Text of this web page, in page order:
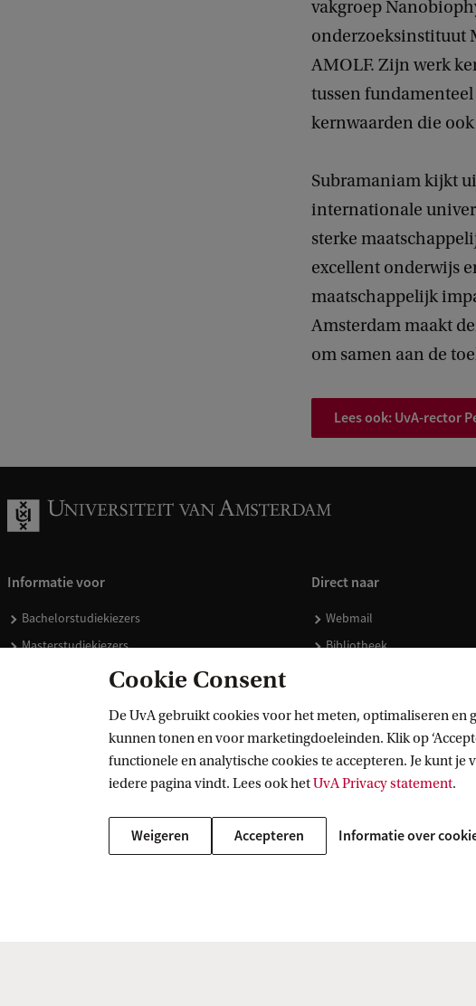
vakgroep
onderzoeksinstituut
AMOLF. Zijn werk
tussen
kernwaarden die
Subramaniam kijkt
internationale
sterke
excellent onderwijs
maatschappelijk
Amsterdam maakt
om samen aan de
Lees ook: UvA-rector
Informatie voor
Bachelorstudiekiezers
Masterstudiekiezers
Schooldecanen en vakdocenten
Direct naar
Webmail
Bibliotheek
Doneren
Merchandise kopen
Cookie Consent
De UvA gebruikt cookies voor het meten, optimaliseren
kunnen tonen en voor marketingdoeleinden. Klik op
functionele en analytische cookies te accepteren. Je kunt
iedere pagina vindt. Lees ook hetUvA Privacy statement.
Weigeren Accepteren Informatie over